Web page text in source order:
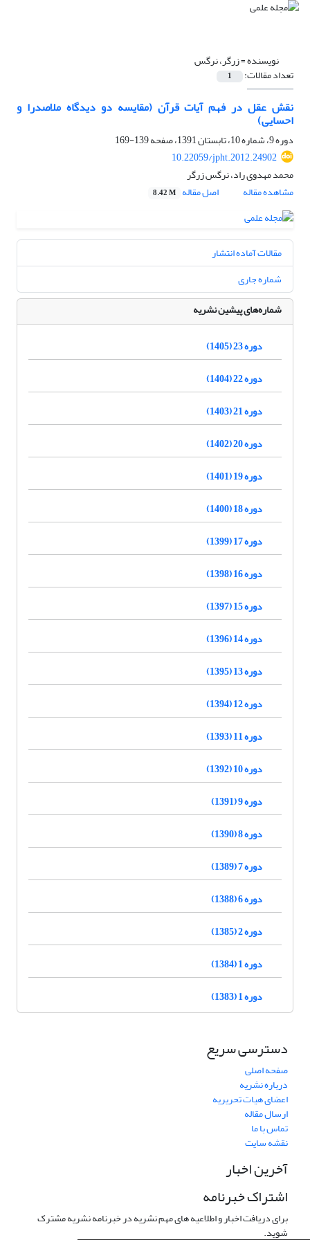
نویسنده =زرگر، نرگس
تعداد مقالات: 1
نقش عقل در فهم آیات قرآن (مقایسه دو دیدگاه ملاصدرا و
احسایی)
دوره 9، شماره 10، تابستان 1391، صفحه
139-169
10.22059/jpht.2012.24902
محمد مهدوی راد، نرگس زرگر
مشاهده مقاله
اصل مقاله 8.42 M
مقالات آماده انتشار
شماره جاری
شماره‌های پیشین نشریه
دوره 23 (1405)
دوره 22 (1404)
دوره 21 (1403)
دوره 20 (1402)
دوره 19 (1401)
دوره 18 (1400)
دوره 17 (1399)
دوره 16 (1398)
دوره 15 (1397)
دوره 14 (1396)
دوره 13 (1395)
دوره 12 (1394)
دوره 11 (1393)
دوره 10 (1392)
دوره 9 (1391)
دوره 8 (1390)
دوره 7 (1389)
دوره 6 (1388)
دوره 2 (1385)
دوره 1 (1384)
دوره 1 (1383)
دسترسی سریع
صفحه اصلی
درباره نشریه
اعضای هیات تحریریه
ارسال مقاله
تماس با ما
نقشه سایت
آخرین اخبار
اشتراک خبرنامه
برای دریافت اخبار و اطلاعیه های مهم نشریه در خبرنامه نشریه مشترک
شوید.